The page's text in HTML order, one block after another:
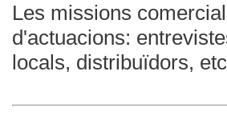
Les missions
d'actuacions:
locals, distribuïdors,